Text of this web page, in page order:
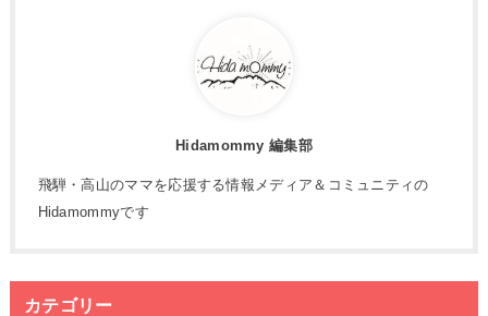
Hidamommy 編集部
飛騨・高山のママを応援する情報メディア＆コミュニティの
Hidamommyです
カテゴリー